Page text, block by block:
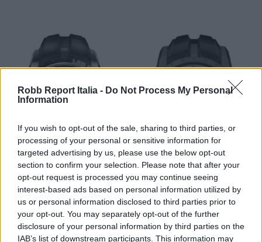
Robb Report Italia - Do Not Process My Personal
Information
If you wish to opt-out of the sale, sharing to third parties, or
processing of your personal or sensitive information for
targeted advertising by us, please use the below opt-out
section to confirm your selection. Please note that after your
opt-out request is processed you may continue seeing
interest-based ads based on personal information utilized by
us or personal information disclosed to third parties prior to
your opt-out. You may separately opt-out of the further
disclosure of your personal information by third parties on the
IAB’s list of downstream participants. This information may
WATCH & JEWEL
Roger Dubuis presenta due
Excalibur in ceramica